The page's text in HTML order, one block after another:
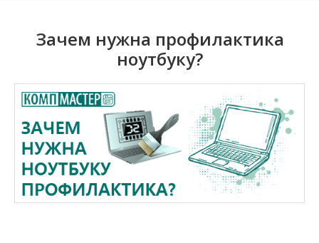
Зачем нужна профилактика
ноутбуку?